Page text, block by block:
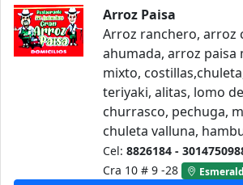
Arroz Paisa
Arroz ranchero, arroz
ahumada, arroz paisa
mixto,
teriyaki, alitas, lomo
churrasco, pechuga,
chuleta valluna,
Cel: 8826184 -
Cra 10 # 9 -28